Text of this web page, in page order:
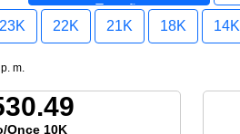
España
23K 22K 21K 18K 14K
m.
Once 10K